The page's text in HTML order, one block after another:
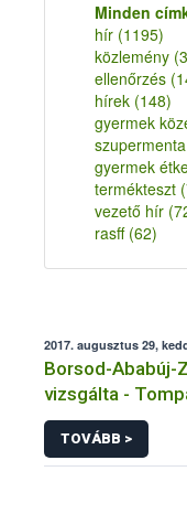
Minden
hír (1195)
közlemény
ellenőrzés
hírek (148)
gyermek
szupermenta
gyermek
termékteszt
vezető hír
rasff (62)
2017. augusztus 29,
Borsod-Ababúj-
vizsgálta -
Iskola
TOVÁBB >